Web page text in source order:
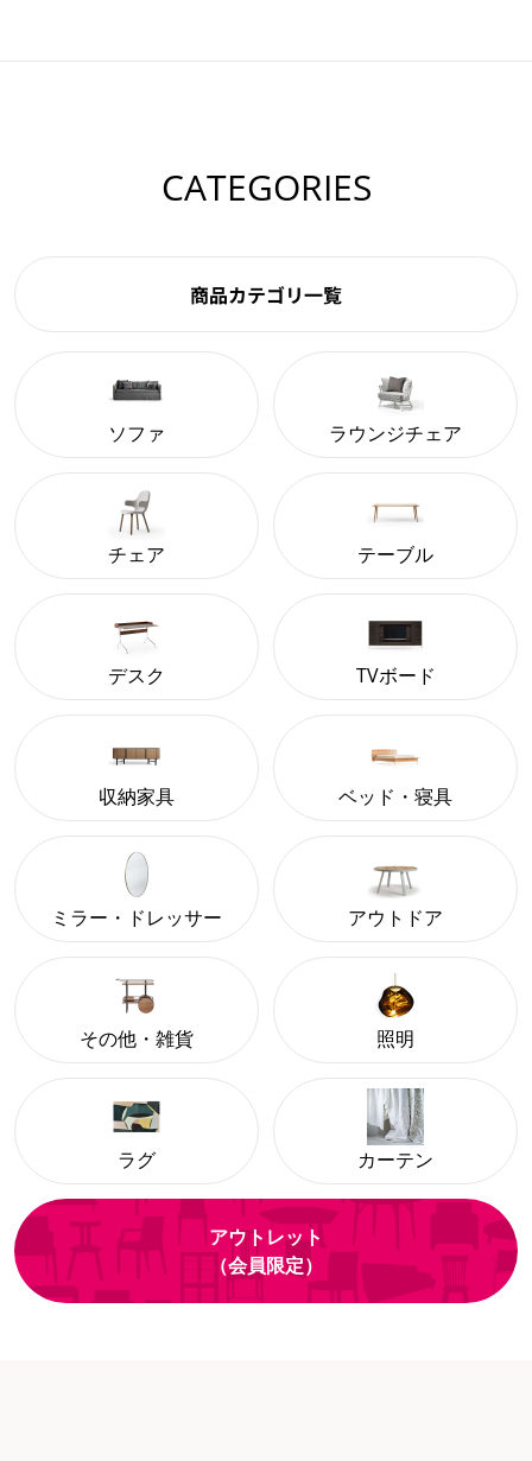
CATEGORIES
商品カテゴリ一覧
ソファ ラウンジチェア
チェア テーブル
デスク TVボード
収納家具 ベッド・寝具
ミラー・ドレッサー アウトドア
その他・雑貨 照明
ラグ カーテン
アウトレット
（会員限定）